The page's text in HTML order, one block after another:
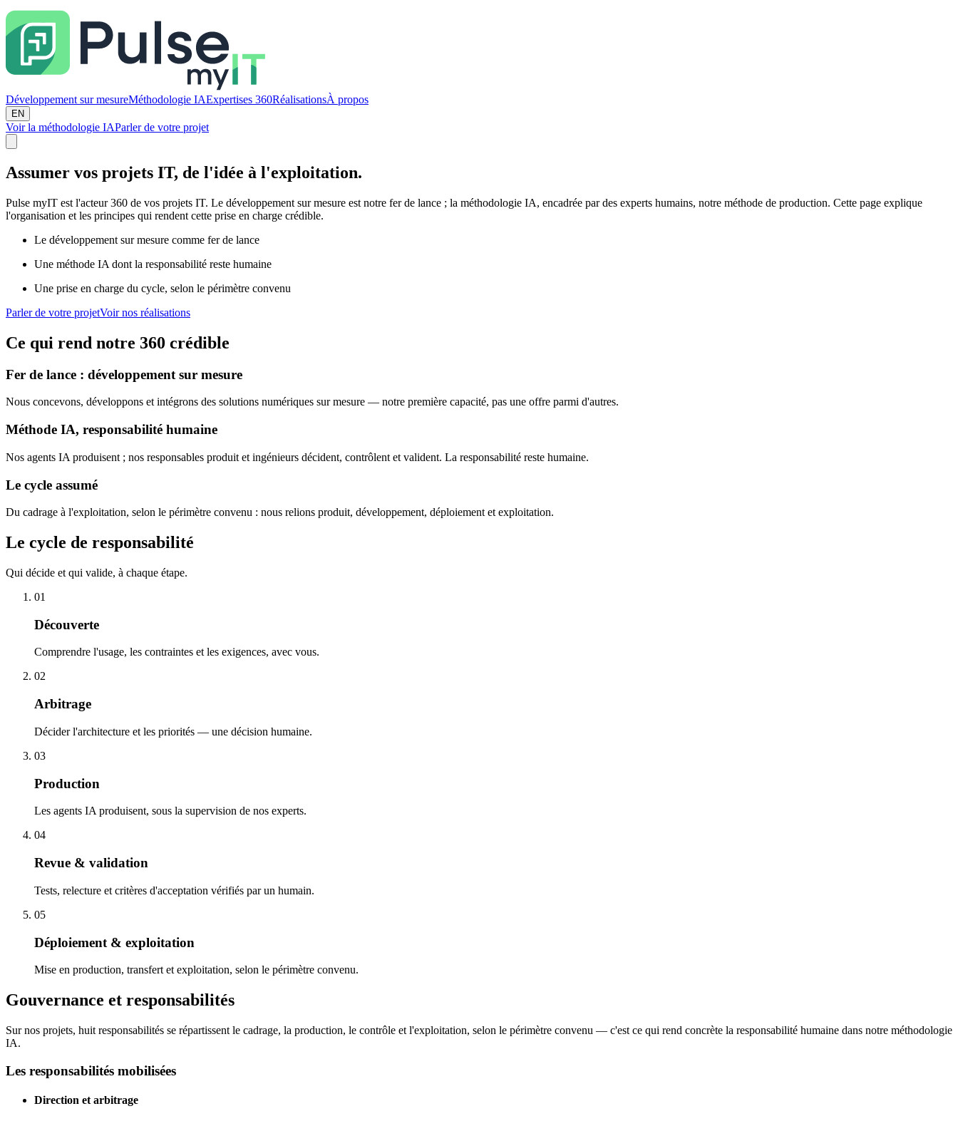
Développement sur mesureMéthodologie IAExpertises 360RéalisationsÀ propos
EN
Voir la méthodologie IAParler de votre projet
Assumer vos projets IT, de l'idée à l'exploitation.
Pulse myIT est l'acteur 360 de vos projets IT. Le développement sur mesure est notre fer de lance ; la méthodologie IA, encadrée par des experts humains, notre méthode de production. Cette page explique
l'organisation et les principes qui rendent cette prise en charge crédible.
Le développement sur mesure comme fer de lance
Une méthode IA dont la responsabilité reste humaine
Une prise en charge du cycle, selon le périmètre convenu
Parler de votre projetVoir nos réalisations
Ce qui rend notre 360 crédible
Fer de lance : développement sur mesure
Nous concevons, développons et intégrons des solutions numériques sur mesure — notre première capacité, pas une offre parmi d'autres.
Méthode IA, responsabilité humaine
Nos agents IA produisent ; nos responsables produit et ingénieurs décident, contrôlent et valident. La responsabilité reste humaine.
Le cycle assumé
Du cadrage à l'exploitation, selon le périmètre convenu : nous relions produit, développement, déploiement et exploitation.
Le cycle de responsabilité
Qui décide et qui valide, à chaque étape.
01
Découverte
Comprendre l'usage, les contraintes et les exigences, avec vous.
02
Arbitrage
Décider l'architecture et les priorités — une décision humaine.
03
Production
Les agents IA produisent, sous la supervision de nos experts.
04
Revue & validation
Tests, relecture et critères d'acceptation vérifiés par un humain.
05
Déploiement & exploitation
Mise en production, transfert et exploitation, selon le périmètre convenu.
Gouvernance et responsabilités
Sur nos projets, huit responsabilités se répartissent le cadrage, la production, le contrôle et l'exploitation, selon le périmètre convenu — c'est ce qui rend concrète la responsabilité humaine dans notre méthodologie
IA.
Les responsabilités mobilisées
Direction et arbitrage